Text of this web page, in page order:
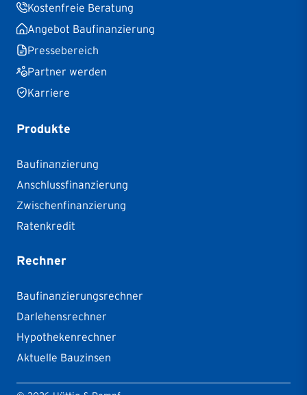
Kostenfreie Beratung
Angebot Baufinanzierung
Pressebereich
Partner werden
Karriere
Produkte
Baufinanzierung
Anschlussfinanzierung
Zwischenfinanzierung
Ratenkredit
Rechner
Baufinanzierungsrechner
Darlehensrechner
Hypothekenrechner
Aktuelle Bauzinsen